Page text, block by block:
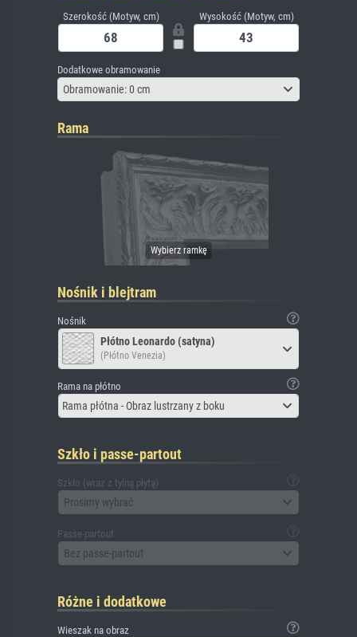
Szerokość (Motyw, cm) Wysokość (Motyw, cm)
Dodatkowe obramowanie
Obramowanie: 0 cm
Rama
Nośnik i blejtram
Nośnik
Płótno Leonardo (satyna)
(Płótno Venezia)
Rama na płótno
Rama płótna - Obraz lustrzany z boku
Szkło i passe-partout
Szkło (wraz z tylną płytą)
Prosimy wybrać
Passe-partout
Bez passe-partout
Różne i dodatkowe
Wieszak na obraz